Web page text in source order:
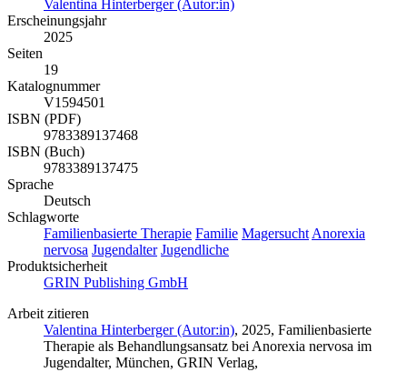
Valentina Hinterberger (Autor:in)
Erscheinungsjahr
2025
Seiten
19
Katalognummer
V1594501
ISBN (PDF)
9783389137468
ISBN (Buch)
9783389137475
Sprache
Deutsch
Schlagworte
Familienbasierte Therapie Familie Magersucht Anorexia
nervosa Jugendalter Jugendliche
Produktsicherheit
GRIN Publishing GmbH
Arbeit zitieren
Valentina Hinterberger (Autor:in), 2025, Familienbasierte
Therapie als Behandlungsansatz bei Anorexia nervosa im
Jugendalter, München, GRIN Verlag,